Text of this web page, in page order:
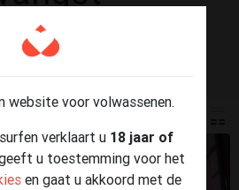
website voor volwassenen.
verklaart u 18 jaar of
u toestemming voor het
en gaat u akkoord met de
voorPrivé ontvangst Wergea